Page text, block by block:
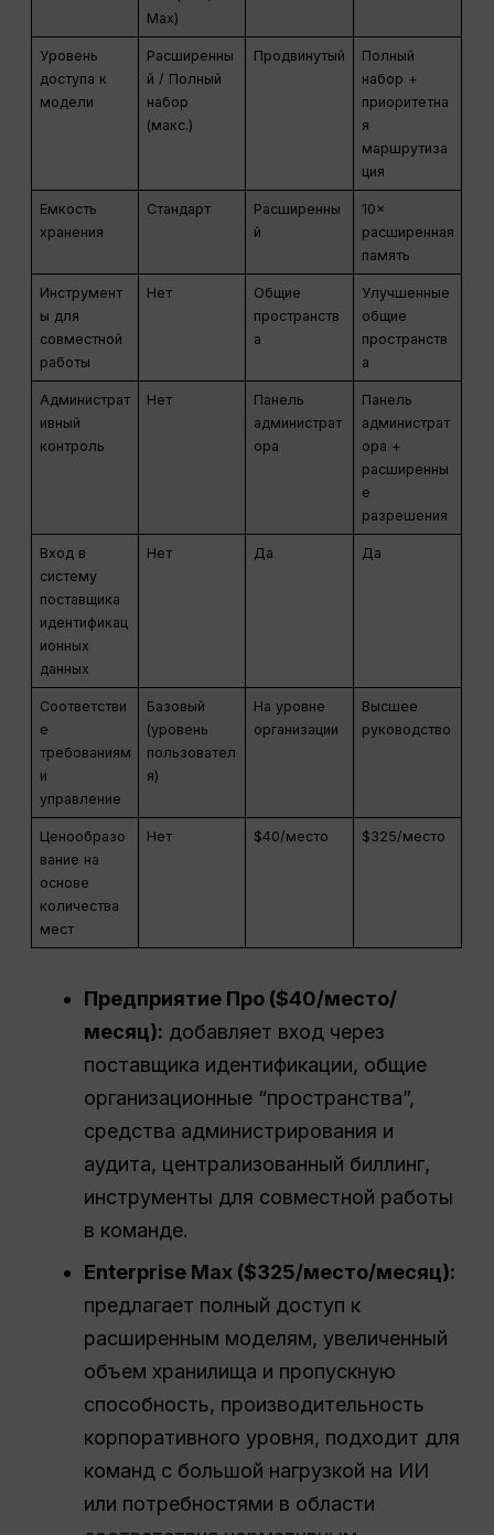
Max)
Уровень
доступа к
модели
Расширенны
й / Полный
набор
(макс.)
Продвинутый
Полный
набор +
приоритетна
я
маршрутиза
ция
Емкость
хранения
Стандарт
Расширенны
й
10×
расширенная
память
Инструмент
ы для
совместной
работы
Нет
Общие
пространств
а
Улучшенные
общие
пространств
а
Администрат
ивный
контроль
Нет
Панель
администрат
ора
Панель
администрат
ора +
расширенны
е
разрешения
Вход в
систему
поставщика
идентификац
ионных
данных
Нет Да Да
Соответстви
е
требованиям
и
управление
Базовый
(уровень
пользовател
я)
На уровне
организации
Высшее
руководство
Ценообразо
вание на
основе
количества
мест
Нет $40/место $325/место
Предприятие Про ($40/место/
месяц): добавляет вход через
поставщика идентификации, общие
организационные “пространства”,
средства администрирования и
аудита, централизованный биллинг,
инструменты для совместной работы
в команде.
Enterprise Max ($325/место/месяц):
предлагает полный доступ к
расширенным моделям, увеличенный
объем хранилища и пропускную
способность, производительность
корпоративного уровня, подходит для
команд с большой нагрузкой на ИИ
или потребностями в области